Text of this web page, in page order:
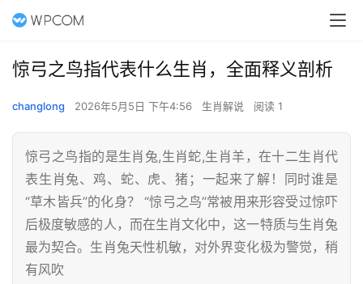
惊弓之鸟指代表什么生肖，全面释义剖析
changlong 2026年5月5日 下午4:56 生肖解说 阅读 1
惊弓之鸟指的是生肖兔,生肖蛇,生肖羊，在十二生肖代
表生肖兔、鸡、蛇、虎、猪；一起来了解！同时谁是
“草木皆兵”的化身？ “惊弓之鸟”常被用来形容受过惊吓
后极度敏感的人，而在生肖文化中，这一特质与生肖兔
最为契合。生肖兔天性机敏，对外界变化极为警觉，稍
有风吹